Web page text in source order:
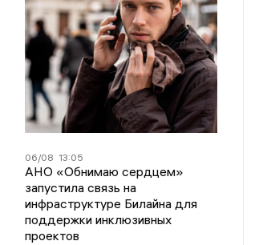
06/08 13:05
АНО «Обнимаю сердцем»
запустила связь на
инфраструктуре Билайна для
поддержки инклюзивных
проектов